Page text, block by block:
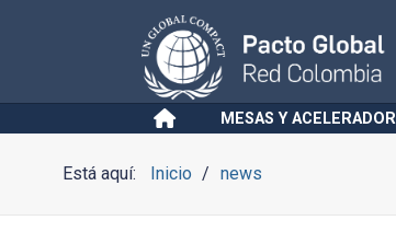
MESAS Y
Está aquí: Inicio news